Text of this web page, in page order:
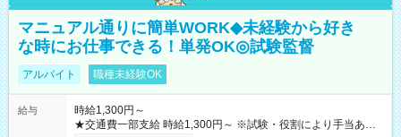
マニュアル通りに簡単WORK◆未経験から好き
な時にお仕事できる！単発OK◎試験監督
アルバイト 職種未経験OK
給与
時給1,300円～
★交通費一部支給 時給1,300円～ ※試験・役割により手当あり